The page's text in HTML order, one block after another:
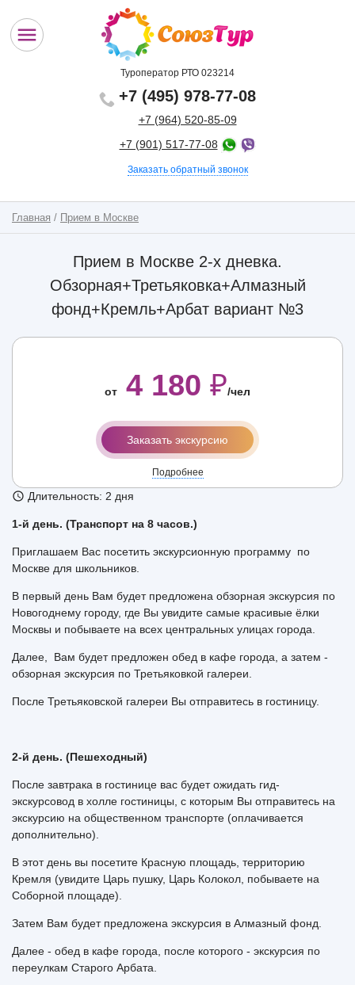
Туроператор РТО 023214
+7 (495) 978-77-08
+7 (964) 520-85-09
+7 (901) 517-77-08
Заказать обратный звонок
Главная / Прием в Москве
Прием в Москве 2-х дневка.
Обзорная+Третьяковка+Алмазный
фонд+Кремль+Арбат вариант №3
от 4 180 ₽/чел
Заказать экскурсию
Подробнее
Длительность: 2 дня
1-й день. (Транспорт на 8 часов.)
Приглашаем Вас посетить экскурсионную программу по
Москве для школьников.
В первый день Вам будет предложена обзорная экскурсия по
Новогоднему городу, где Вы увидите самые красивые ёлки
Москвы и побываете на всех центральных улицах города.
Далее, Вам будет предложен обед в кафе города, а затем -
обзорная экскурсия по Третьяковкой галереи.
После Третьяковской галереи Вы отправитесь в гостиницу.
2-й день. (Пешеходный)
После завтрака в гостинице вас будет ожидать гид-
экскурсовод в холле гостиницы, с которым Вы отправитесь на
экскурсию на общественном транспорте (оплачивается
дополнительно).
В этот день вы посетите Красную площадь, территорию
Кремля (увидите Царь пушку, Царь Колокол, побываете на
Соборной площаде).
Затем Вам будет предложена экскурсия в Алмазный фонд.
Далее - обед в кафе города, после которого - экскурсия по
переулкам Старого Арбата.